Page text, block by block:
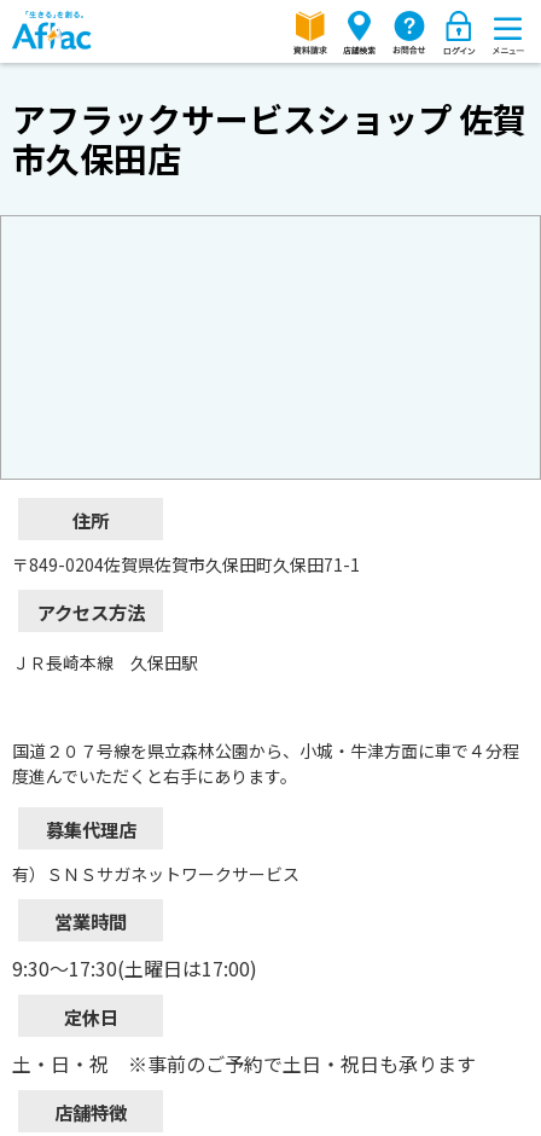
アフラックサービスショップ 佐賀
市久保田店
住所
〒849-0204佐賀県佐賀市久保田町久保田71-1
アクセス方法
ＪＲ長崎本線 久保田駅
国道２０７号線を県立森林公園から、小城・牛津方面に車で４分程
度進んでいただくと右手にあります。
募集代理店
有）ＳＮＳサガネットワークサービス
営業時間
9:30～17:30(土曜日は17:00)
定休日
土・日・祝 ※事前のご予約で土日・祝日も承ります
店舗特徴